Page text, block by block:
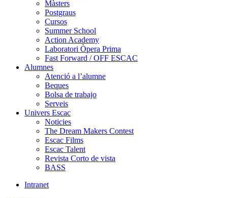
Màsters
Postgraus
Cursos
Summer School
Action Academy
Laboratori Òpera Prima
Fast Forward / OFF ESCAC
Alumnes
Atenció a l’alumne
Beques
Bolsa de trabajo
Serveis
Univers Escac
Noticies
The Dream Makers Contest
Escac Films
Escac Talent
Revista Corto de vista
BASS
Intranet